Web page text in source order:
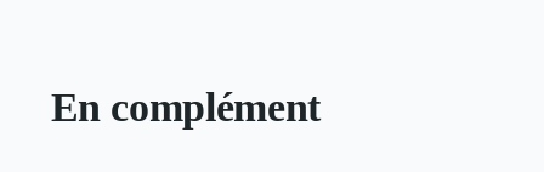
En complément